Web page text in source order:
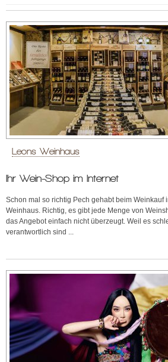
Leons Weinhaus
Ihr Wein-Shop im Internet
Schon mal so richtig Pech gehabt beim
Weinhaus. Richtig, es gibt jede Menge von
das Angebot einfach nicht überzeugt. Weil es
verantwortlich sind ...